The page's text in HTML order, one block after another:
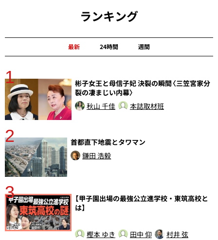
ランキング
最新 24時間 週間
1
彬子女王と母信子妃 決裂の瞬間〈三笠宮家分
裂の凄まじい内幕〉
秋山 千佳
本誌取材班
2
首都直下地震とタワマン
鎌田 浩毅
3
【甲子園出場の最強公立進学校・東筑高校と
は】
樫本 ゆき 田中 仰 村井 弦